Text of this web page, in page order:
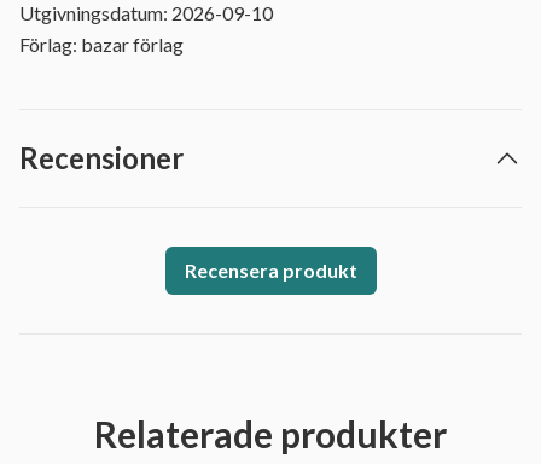
Utgivningsdatum: 2026-09-10
Förlag: bazar förlag
Recensioner
Recensera produkt
Relaterade produkter